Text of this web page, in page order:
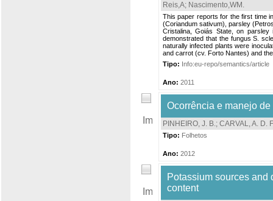
Reis,A; Nascimento,WM .
This paper reports for the first time
(Coriandum sativum), parsley
Cristalina, Goiás State, on
demonstrated that the fungus S.
naturally infected plants were
and carrot (cv. Forto Nantes) and
Tipo: Info:eu-repo/semantics/article
Ano: 2011
Ocorrência e manejo
PINHEIRO, J. B.; CARVAL, A. D.
Tipo: Folhetos
Ano: 2012
Potassium sources and
content